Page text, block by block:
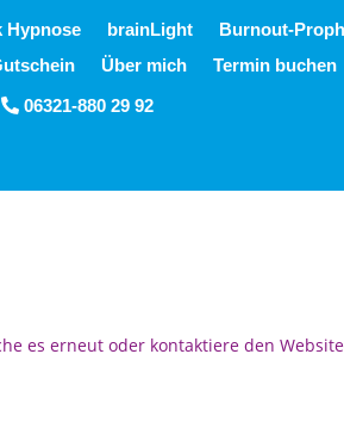
Hypnose brainLight Burnout-
Über mich
Termin buchen
06321-880 29 92
es erneut oder kontaktiere den